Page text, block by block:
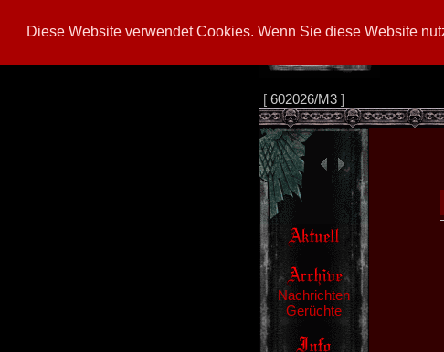
Diese Website verwendet Cookies. Wenn Sie diese Website
[ 602026/M3]
Nachrichten
Gerüchte